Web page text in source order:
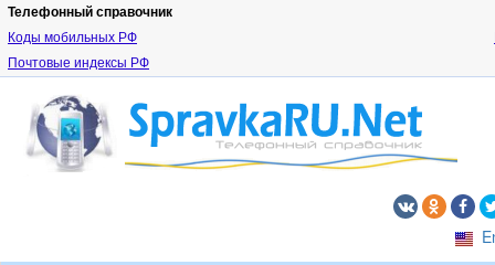
Телефонный справочник
Коды мобильных РФ
Почтовые индексы РФ